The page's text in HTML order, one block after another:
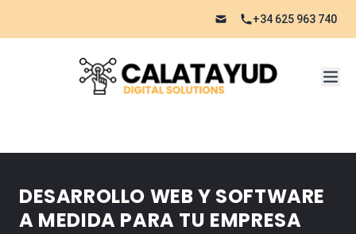
+34 625 963 740
DESARROLLO WEB Y SOFTWARE
A MEDIDA PARA TU EMPRESA